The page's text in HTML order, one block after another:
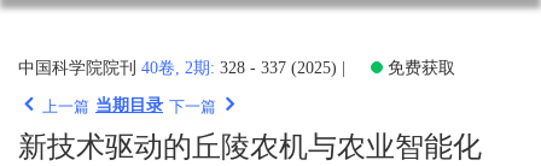
中国科学院院刊 40卷, 2期: 328 - 337 (2025) | 免费获取
上一篇 当期目录 下一篇
新技术驱动的丘陵农机与农业智能化